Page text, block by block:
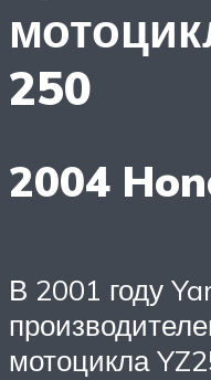
250
2004
В 2001 году
мотоцикла